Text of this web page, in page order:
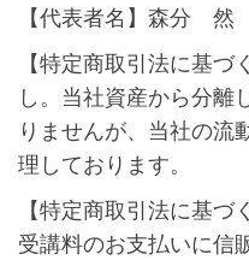
【代表者名】森分 然
【特定商取引法に基
し。当社資産から分離
りませんが、当社の流
理しております。
【特定商取引法に基
受講料のお支払いに信